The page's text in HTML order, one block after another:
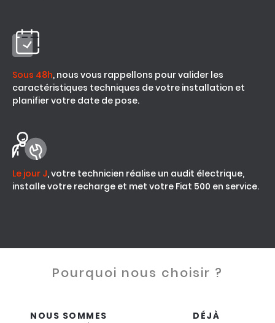
Sous 48h, nous vous rappellons pour valider les
caractéristiques techniques de votre installation et
planifier votre date de pose.
Le jour J, votre technicien réalise un audit électrique,
installe votre recharge et met votre Fiat 500 en service.
Pourquoi nous choisir ?
NOUS SOMMES
DÉJÀ